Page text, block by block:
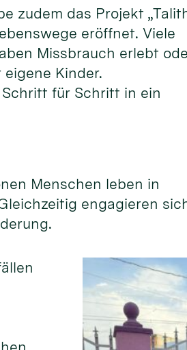
zudem das Projekt
eröffnet. Viele
Missbrauch erlebt
Kinder.
für Schritt in ein
Menschen leben in
engagieren